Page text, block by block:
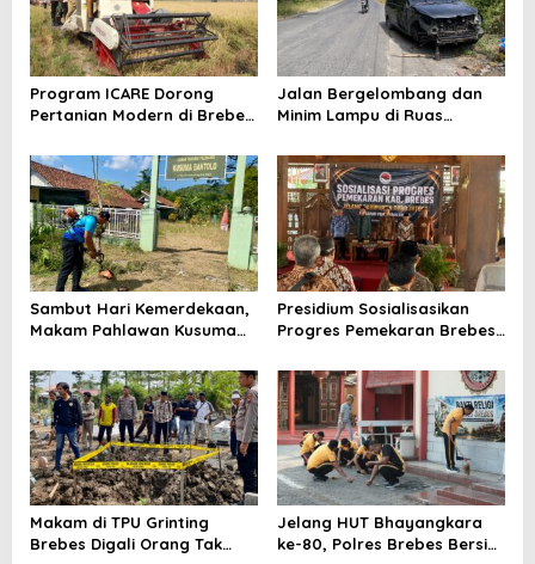
Program ICARE Dorong
Pertanian Modern di Brebes,
Tembus 10,2 Ton per Hektare
Jalan Bergelombang dan
Minim Lampu di Ruas
Telan Korban, Innova
Hantam Pohon di
Bantarkawung
Sambut Hari Kemerdekaan,
Makam Pahlawan Kusuma
Dibersihkan
Presidium Sosialisasikan
Progres Pemekaran Brebes
Pansus DPRD Jateng Jadi
Tahap Berikutnya
Makam di TPU Grinting
Brebes Digali Orang Tak
Jelang HUT Bhayangkara
ke-80, Polres Brebes Bersih-